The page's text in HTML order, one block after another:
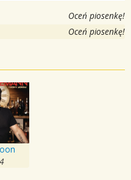
Oceń piosenkę!
Oceń piosenkę!